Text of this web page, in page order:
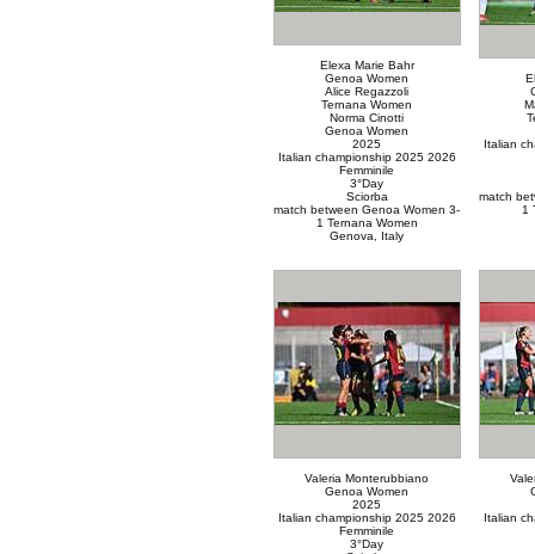
Elexa Marie Bahr
Genoa Women
Alice Regazzoli
Ternana Women
Norma Cinotti
Genoa Women
2025
Italian championship 2025 2026
Femminile
3°Day
Sciorba
match between Genoa Women 3-
1 Ternana Women
Genova, Italy
Italian
match
1
Valeria Monterubbiano
Genoa Women
2025
Italian championship 2025 2026
Femminile
3°Day
Italian